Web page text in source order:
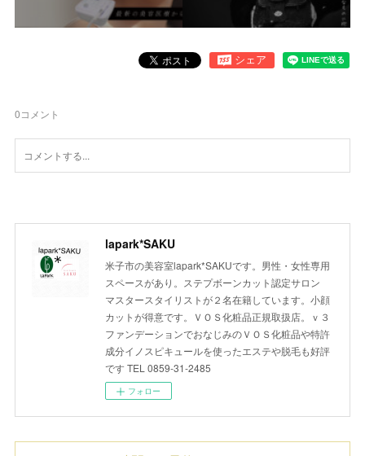
0コメント
lapark*SAKU
米子市の美容室lapark*SAKUです。男性・女性専用
スペースがあり。ステプボーンカット認定サロン
マスタースタイリストが２名在籍しています。小顔
カットが得意です。ＶＯＳ化粧品正規取扱店。ｖ３
ファンデーションでおなじみのＶＯＳ化粧品や特許
成分イノスピキュールを使ったエステや脱毛も好評
です TEL 0859-31-2485
フォロー